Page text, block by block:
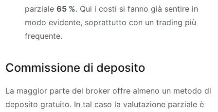
parziale 65 %. Qui i costi si fanno già sentire in
modo evidente, soprattutto con un trading più
frequente.
Commissione di deposito
La maggior parte dei broker offre almeno un metodo di
deposito gratuito. In tal caso la valutazione parziale è